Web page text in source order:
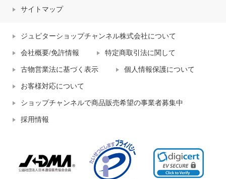
サイトマップ
ジュピターショップチャンネル株式会社について
会社概要/免許情報 特定商取引法に関して
古物営業法に基づく表示 個人情報保護について
お客様対応について
ショップチャンネルで商品販売希望の事業者募集中
採用情報